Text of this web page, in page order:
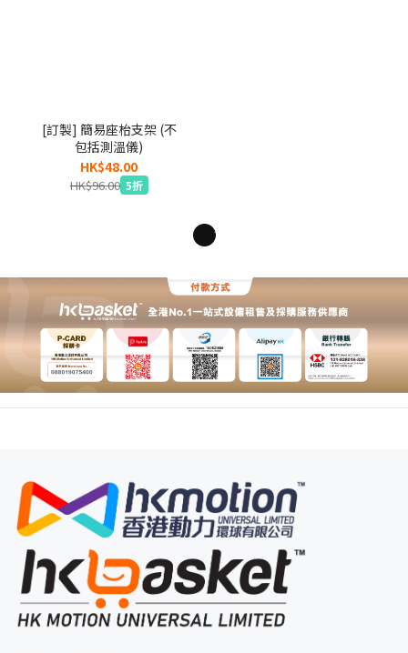
[訂製] 簡易座枱支架 (不
包括測溫儀)
HK$48.00
HK$96.00 5折
1